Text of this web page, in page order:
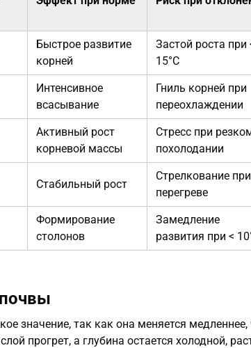
Быстрое развитие
корней
Застой роста при
15°C
Интенсивное
всасывание
Гниль корней при
переохлаждении
Активный рост
корневой массы
Стресс при
похолодании
Стабильный рост
Стрелкование при
перегреве
Формирование
столонов
Замедление
развития при <
значение, так как она меняется медленнее,
прогрет, а глубина остается холодной,